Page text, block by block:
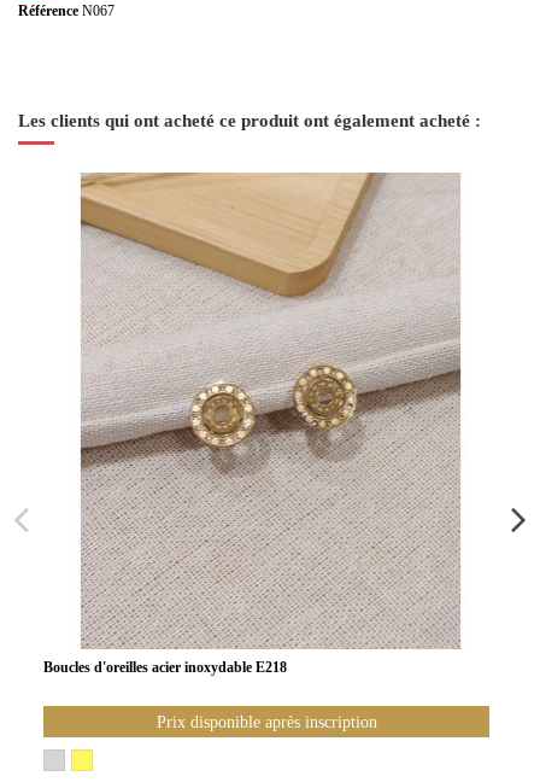
Référence N067
Les clients qui ont acheté ce produit ont également acheté :
Boucles d'oreilles acier inoxydable E218
Prix disponible après inscription